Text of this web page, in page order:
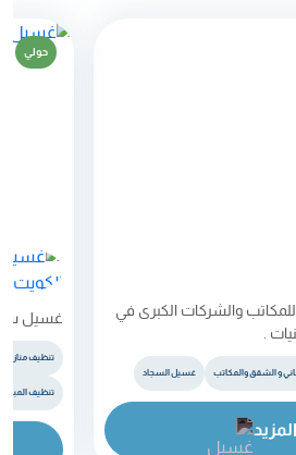
والشركات الكبرى في
.
و الشقق والمكاتب غسيل السجاد
حولي
غسيل
تنظيف منازل
تنظيف